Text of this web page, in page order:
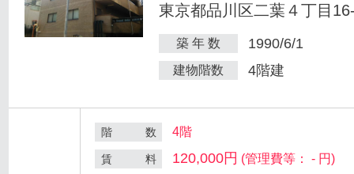
東京都品川区二葉４丁目
築 年 数 1990/6/1
建物階数 4階建
階 数 4階
賃 料 120,000円 (管理費等： - 円)